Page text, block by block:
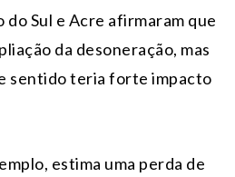
Sul e Acre afirmaram que
da desoneração, mas
sentido teria forte impacto
estima uma perda de